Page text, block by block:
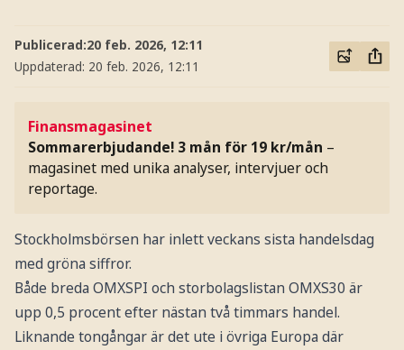
Publicerad:20 feb. 2026, 12:11
Uppdaterad: 20 feb. 2026, 12:11
Finansmagasinet
Sommarerbjudande! 3 mån för 19 kr/mån –
magasinet med unika analyser, intervjuer och
reportage.
Stockholmsbörsen har inlett veckans sista handelsdag
med gröna siffror.
Både breda OMXSPI och storbolagslistan OMXS30 är
upp 0,5 procent efter nästan två timmars handel.
Liknande tongångar är det ute i övriga Europa där